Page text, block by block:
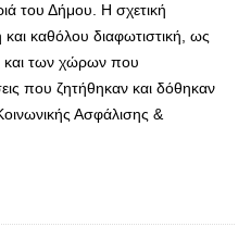
του Δήμου. Η σχετική
και καθόλου διαφωτιστική, ως
και των χώρων που
που ζητήθηκαν και δόθηκαν
Ασφάλισης &